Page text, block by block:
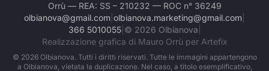
Orrù — REA: SS – 210232 — ROC n° 36249
olbianova@gmail.com olbianova.marketing@gmail.com
366 5010055| © 2026 Olbianova
Realizzazione grafica di Mauro Orrù per Artefix
© 2026Olbianova. Tutti i diritti riservati. Tutte le immagini appartengono
a Olbianova, vietata la duplicazione. Nel caso, a titolo esemplificativo,